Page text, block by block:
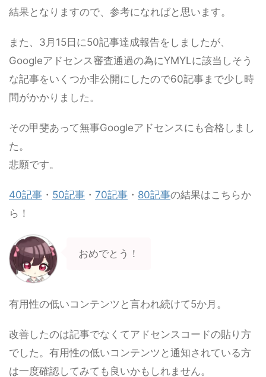
結果となりますので、参考になればと思います。
また、3月15日に50記事達成報告をしましたが、
Googleアドセンス審査通過の為にYMYLに該当しそう
な記事をいくつか非公開にしたので60記事まで少し時
間がかかりました。
その甲斐あって無事Googleアドセンスにも合格しまし
た。
悲願です。
40記事 ・ 50記事 ・ 70記事 ・ 80記事の結果はこちらか
ら！
おめでとう！
有用性の低いコンテンツと言われ続けて5か月。
改善したのは記事でなくてアドセンスコードの貼り方
でした。有用性の低いコンテンツと通知されている方
は一度確認してみても良いかもしれません。